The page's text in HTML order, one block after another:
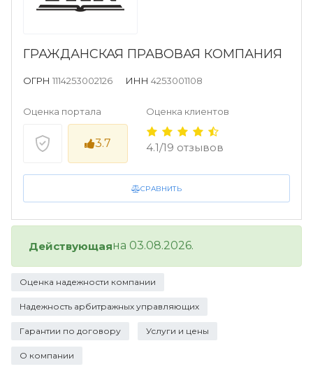
СРАВНИТЬ
ГРАЖДАНСКАЯ ПРАВОВАЯ КОМПАНИЯ
ОГРН 1114253002126 ИНН 4253001108
Оценка портала
3.7
Оценка клиентов
4.1/19 отзывов
Действующаяна 03.08.2026.
Оценка надежности компании
Надежность арбитражных управляющих
Гарантии по договору Услуги и цены
О компании